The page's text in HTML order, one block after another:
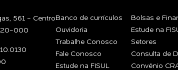
561 - Centro
000
Banco de currículos
Ouvidoria
Trabalhe Conosco
Fale Conosco
Estude na FISUL
Bolsas e
Estude na
Setores
Consulta de
Convênio